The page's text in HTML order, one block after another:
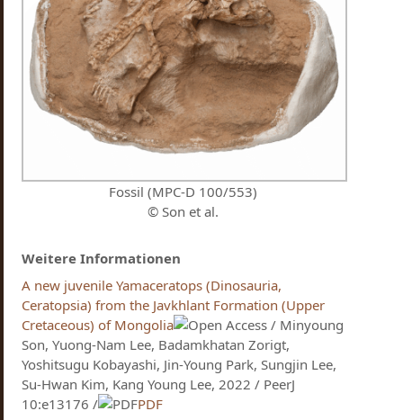
Fossil (MPC-D 100/553)
© Son et al.
Weitere Informationen
A new juvenile Yamaceratops (Dinosauria,
Ceratopsia) from the Javkhlant Formation (Upper
Cretaceous) of Mongolia
/ Minyoung
Son, Yuong-Nam Lee​, Badamkhatan Zorigt,
Yoshitsugu Kobayashi, Jin-Young Park, Sungjin Lee,
Su-Hwan Kim, Kang Young Lee, 2022 / PeerJ
10:e13176 /
PDF